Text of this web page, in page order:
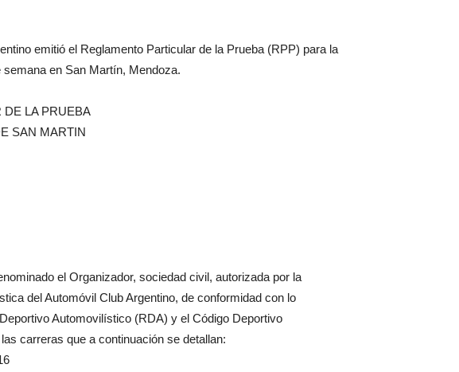
emitió el Reglamento Particular de la Prueba (RPP) para la
en San Martín, Mendoza.
DE LA PRUEBA
SAN MARTIN
el Organizador, sociedad civil, autorizada por la
del Automóvil Club Argentino, de conformidad con lo
Automovilístico (RDA) y el Código Deportivo
carreras que a continuación se detallan: